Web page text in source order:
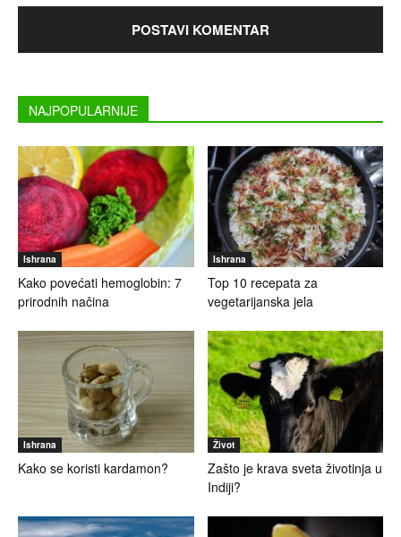
NAJPOPULARNIJE
Ishrana
Kako povećati hemoglobin: 7
prirodnih načina
Ishrana
Top 10 recepata za
vegetarijanska jela
Ishrana
Kako se koristi kardamon?
Život
Zašto je krava sveta životinja u
Indiji?